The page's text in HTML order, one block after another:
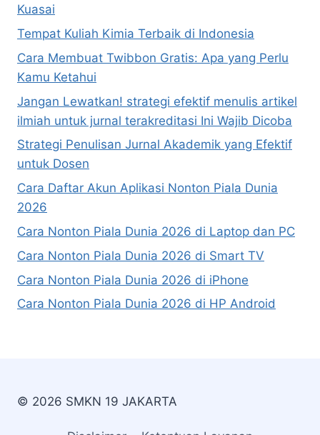
Kuasai
Tempat Kuliah Kimia Terbaik di Indonesia
Cara Membuat Twibbon Gratis: Apa yang Perlu
Kamu Ketahui
Jangan Lewatkan! strategi efektif menulis artikel
ilmiah untuk jurnal terakreditasi Ini Wajib Dicoba
Strategi Penulisan Jurnal Akademik yang Efektif
untuk Dosen
Cara Daftar Akun Aplikasi Nonton Piala Dunia
2026
Cara Nonton Piala Dunia 2026 di Laptop dan PC
Cara Nonton Piala Dunia 2026 di Smart TV
Cara Nonton Piala Dunia 2026 di iPhone
Cara Nonton Piala Dunia 2026 di HP Android
© 2026 SMKN 19 JAKARTA